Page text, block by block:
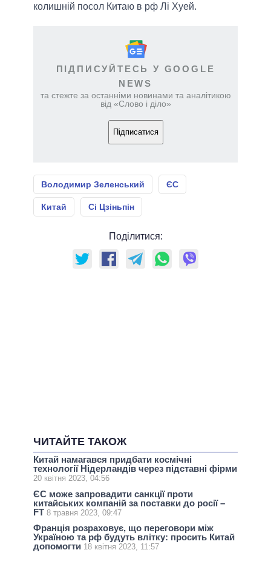
колишній посол Китаю в рф Лі Хуей.
ПІДПИСУЙТЕСЬ У GOOGLE
NEWS
та стежте за останніми новинами та аналітикою
від «Слово і діло»
Підписатися
Володимир Зеленський ЄС
Китай Сі Цзіньпін
Поділитися:
ЧИТАЙТЕ ТАКОЖ
Китай намагався придбати космічні
технології Нідерландів через підставні фірми
20 квітня 2023, 04:56
ЄС може запровадити санкції проти
китайських компаній за поставки до росії –
FT 8 травня 2023, 09:47
Франція розраховує, що переговори між
Україною та рф будуть влітку: просить Китай
допомогти 18 квітня 2023, 11:57